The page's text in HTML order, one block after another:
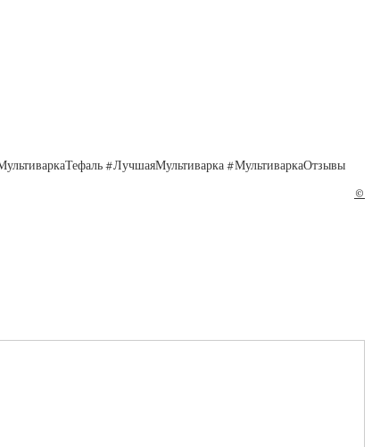
#ЛучшаяМультиварка #МультиваркаОтзывы
©